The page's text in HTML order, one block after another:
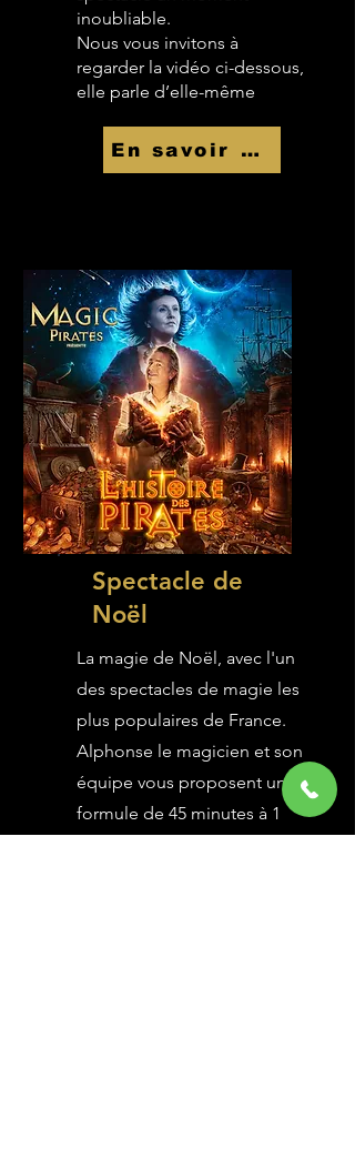
inoubliable.
Nous vous invitons à
regarder la vidéo ci-dessous,
elle parle d’elle-même
En savoir Plus
Spectacle de
Noël
La magie de Noël, avec l'un
des spectacles de magie les
plus populaires de France.
Alphonse le magicien et son
équipe vous proposent une
formule de 45 minutes à 1